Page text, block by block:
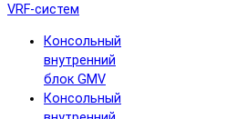
VRF-систем
Консольный
внутренний
блок GMV
Консольный